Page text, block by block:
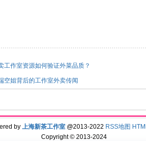
工作室资源如何验证外菜品质？
空姐背后的工作室外卖传闻
by 上海新茶工作室@2013-2022 RSS地图
Copyright© 2013-2024